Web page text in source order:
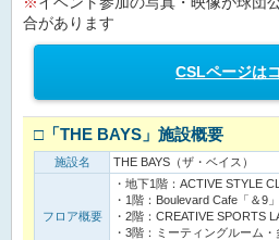
合があります
CSLページは
□「THE BAYS」施設概要
施設名 THE BAYS（ザ・ベイス）
フロア概要
・地下1階：ACTIVE STYLE
・1階：Boulevard Cafe「＆9
・2階：CREATIVE SPORTS
・3階：ミーティングルーム